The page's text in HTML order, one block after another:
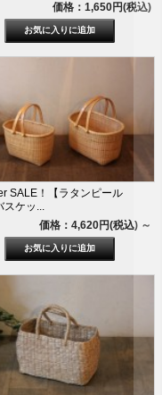
価格：1,650円(税込)
SALE！【ラタンピール
スケッ...
価格：4,620円(税込) ～